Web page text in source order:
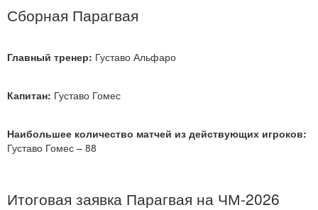
Сборная Парагвая
Главный тренер: Густаво Альфаро
Капитан: Густаво Гомес
Наибольшее количество матчей из действующих игроков:
Густаво Гомес – 88
Итоговая заявка Парагвая на ЧМ-2026